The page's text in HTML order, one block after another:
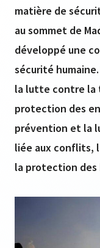
matière de
au sommet de
développé une
sécurité
la lutte contre la
protection des
prévention et la
liée aux conflits,
la protection des